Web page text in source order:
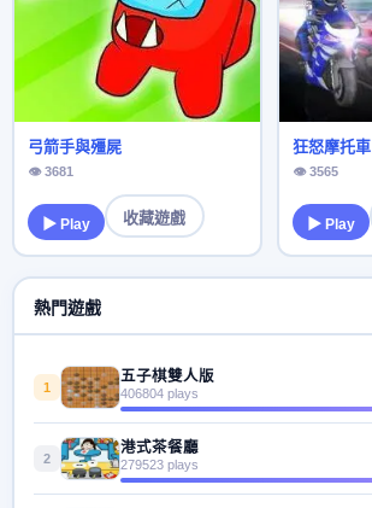
弓箭手與殭屍
👁 3681
▶ Play 收藏遊戲
狂怒摩托車
👁 3565
▶ Play
熱門遊戲
1
五子棋雙人版
406804 plays
2
港式茶餐廳
279523 plays